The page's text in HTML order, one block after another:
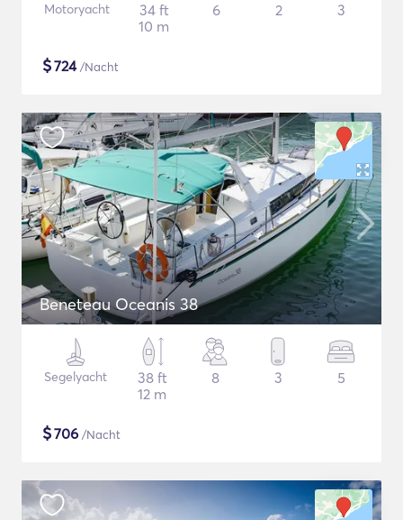
Motoryacht
34 ft
10 m
6 2 3
$724/Nacht
Beneteau Oceanis 38
Segelyacht
38 ft
12 m
8 3 5
$706 /Nacht